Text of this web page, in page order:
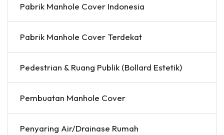
Pabrik Manhole Cover Indonesia
Pabrik Manhole Cover Terdekat
Pedestrian & Ruang Publik (Bollard Estetik)
Pembuatan Manhole Cover
Penyaring Air/Drainase Rumah